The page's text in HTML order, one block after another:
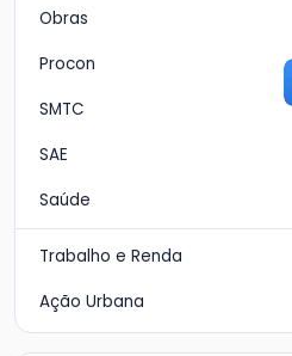
Obras
Procon
SMTC
SAE
Saúde
Trabalho e Renda
Ação Urbana